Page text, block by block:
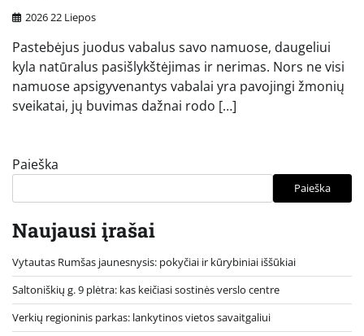
2026 22 Liepos
Pastebėjus juodus vabalus savo namuose, daugeliui
kyla natūralus pasišlykštėjimas ir nerimas. Nors ne visi
namuose apsigyvenantys vabalai yra pavojingi žmonių
sveikatai, jų buvimas dažnai rodo […]
Paieška
Paieška
Naujausi įrašai
Vytautas Rumšas jaunesnysis: pokyčiai ir kūrybiniai iššūkiai
Saltoniškių g. 9 plėtra: kas keičiasi sostinės verslo centre
Verkių regioninis parkas: lankytinos vietos savaitgaliui